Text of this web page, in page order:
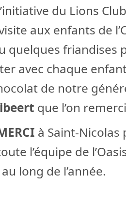
du Lions
aux enfants de
quelques friandises
avec chaque
de notre
que l’on
à Saint-
l’équipe de
long de l’année.